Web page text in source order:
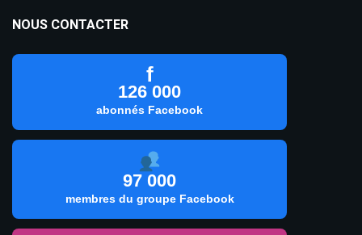
NOUS CONTACTER
f
126 000
abonnés Facebook
97 000
membres du groupe Facebook